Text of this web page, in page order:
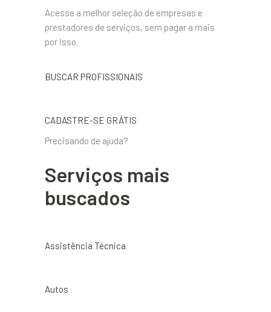
Acesse a melhor seleção de empresas e
prestadores de serviços, sem pagar a mais
por isso.
BUSCAR PROFISSIONAIS
CADASTRE-SE GRÁTIS
Precisando de ajuda?
Serviços mais
buscados
Assistência Técnica
Autos